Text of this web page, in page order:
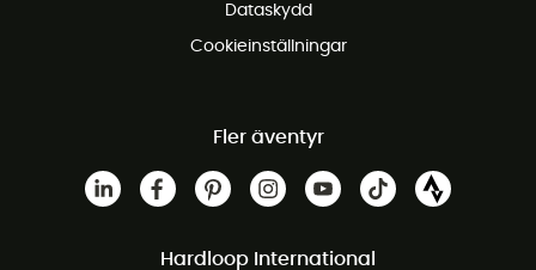
Dataskydd
Cookieinställningar
Fler äventyr
Hardloop International